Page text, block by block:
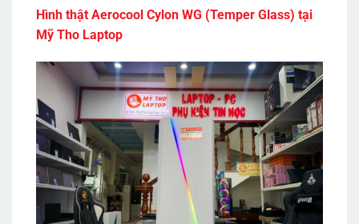
Hình thật Aerocool Cylon WG (Temper Glass) tại
Mỹ Tho Laptop